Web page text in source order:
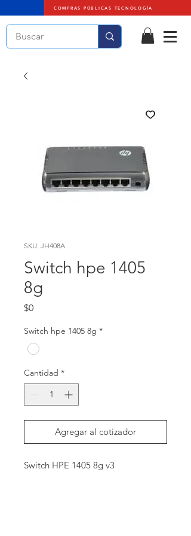
COMPRAS PÚBLICAS TECNOLOGÍA
SKU: JH408A
Switch hpe 1405
8g
$0Precio
Switch hpe 1405 8g *
Cantidad *
Agregar al cotizador
Switch HPE 1405 8g v3